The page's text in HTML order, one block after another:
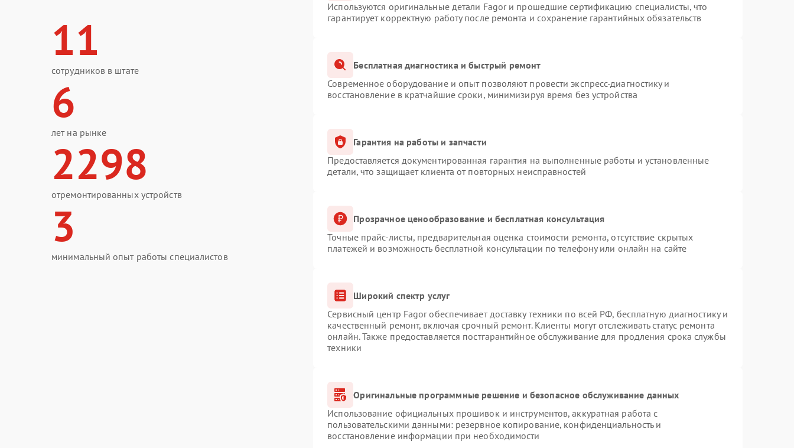
11
сотрудников в штате
6
лет на рынке
2298
отремонтированных устройств
3
минимальный опыт работы специалистов
Используются оригинальные детали Fagor и прошедшие сертификацию специалисты, что
гарантирует корректную работу после ремонта и сохранение гарантийных обязательств
Бесплатная диагностика и быстрый ремонт
Современное оборудование и опыт позволяют провести экспресс-диагностику и
восстановление в кратчайшие сроки, минимизируя время без устройства
Гарантия на работы и запчасти
Предоставляется документированная гарантия на выполненные работы и установленные
детали, что защищает клиента от повторных неисправностей
Прозрачное ценообразование и бесплатная консультация
Точные прайс-листы, предварительная оценка стоимости ремонта, отсутствие скрытых
платежей и возможность бесплатной консультации по телефону или онлайн на сайте
Широкий спектр услуг
Сервисный центр Fagor обеспечивает доставку техники по всей РФ, бесплатную диагностику и
качественный ремонт, включая срочный ремонт. Клиенты могут отслеживать статус ремонта
онлайн. Также предоставляется постгарантийное обслуживание для продления срока службы
техники
Оригинальные программные решение и безопасное обслуживание данных
Использование официальных прошивок и инструментов, аккуратная работа с
пользовательскими данными: резервное копирование, конфиденциальность и
восстановление информации при необходимости